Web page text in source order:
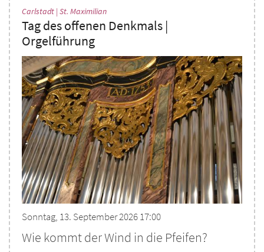
Carlstadt | St. Maximilian:
Tag des offenen Denkmals |
Orgelführung
Sonntag, 13. September 2026 17:00
Wie kommt der Wind in die Pfeifen?